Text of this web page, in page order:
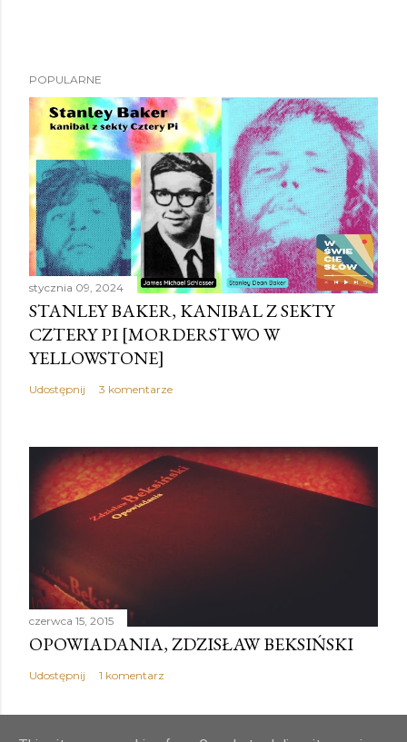
POPULARNE
stycznia 09, 2024
STANLEY BAKER, KANIBAL Z SEKTY
CZTERY PI [MORDERSTWO W
YELLOWSTONE]
Udostępnij 3 komentarze
czerwca 15, 2015
OPOWIADANIA, ZDZISŁAW BEKSIŃSKI
Udostępnij 1 komentarz